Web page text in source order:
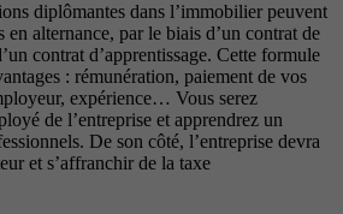
diplômantes dans l’immobilier peuvent
en alternance, par le biais d’un contrat de
contrat d’apprentissage. Cette formule
: rémunération, paiement de vos
expérience… Vous serez
de l’entreprise et apprendrez un
De son côté, l’entreprise devra
et s’affranchir de la taxe